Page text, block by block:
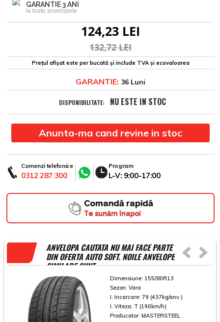
GARANTIE 3 ANI
la toate anvelopele
124,23 LEI
132,72 LEI
Prețul afișat este per bucată și include TVA și ecovaloarea
GARANTIE: 36 Luni
DISPONIBILITATE: NU ESTE IN STOC
Anunta-ma cand revine in stoc
Comenzi telefonice
0312 287 300
Program
L-V: 9:00-17:00
Comandă rapidă
Te sunăm înapoi
ANVELOPA CAUTATA NU MAI FACE PARTE
DIN OFERTA AUTO SOFT. NOILE ANVELOPE
SIMILARE SUNT
Dimensiune: 155/80R13
Sezon: Vara
I. Incarcare: 79 (437kg/anv.)
I. Viteza: T (190km/h)
Producator: MASTERSTEEL